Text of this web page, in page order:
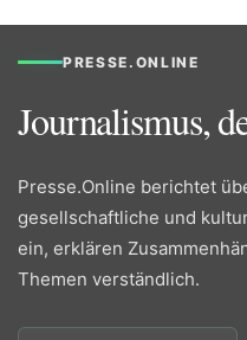
PRESSE.ONLINE
Journalismus,
Presse.Online berichtet
gesellschaftliche und
ein, erklären
Themen verständlich.